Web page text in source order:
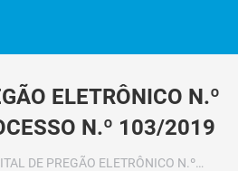
ELETRÔNICO N.º
N.º 103/2019
DE PREGÃO ELETRÔNICO N.º…